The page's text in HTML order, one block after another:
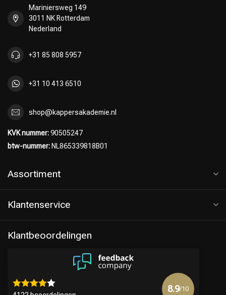
Mariniersweg 149
3011 NK Rotterdam
Nederland
+31 85 808 5957
+31 10 413 6510
shop@kappersakademie.nl
KVK nummer:90505247
btw-nummer: NL865339818B01
Assortiment
Klantenservice
Klantbeoordelingen
8.9/10